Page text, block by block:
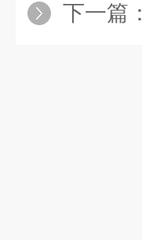
下一篇：